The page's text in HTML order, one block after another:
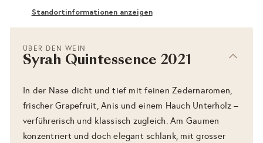
Standortinformationen anzeigen
ÜBER DEN WEIN
Syrah Quintessence 2021
In der Nase dicht und tief mit feinen Zedernaromen,
frischer Grapefruit, Anis und einem Hauch Unterholz –
verführerisch und klassisch zugleich. Am Gaumen
konzentriert und doch elegant schlank, mit grosser